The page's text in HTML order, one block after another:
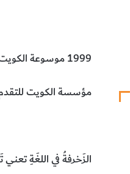
1999 موسوعة الكويت العلمية الجزء العاشر
مؤسسة الكويت
الزَخرفةُ في اللغَةِ تعني